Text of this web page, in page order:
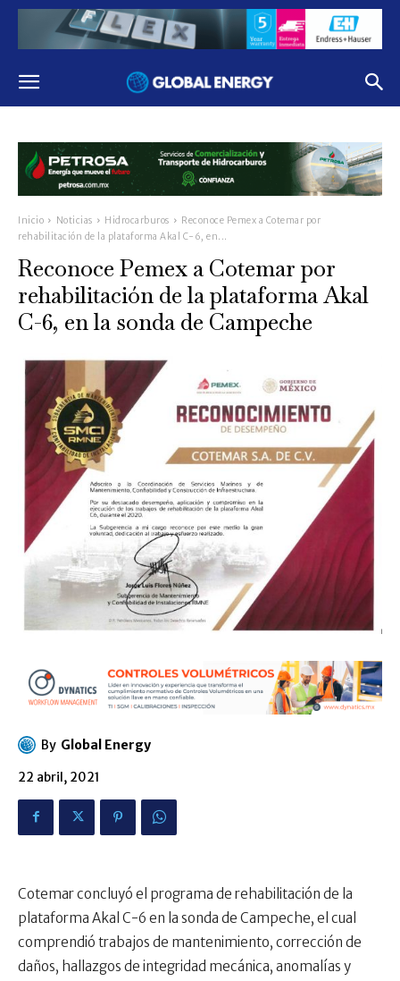
Inicio Noticias Hidrocarburos
Reconoce Pemex a Cotemar por
rehabilitación de la plataforma Akal C-6, en...
Reconoce Pemex a Cotemar por
rehabilitación de la plataforma Akal
C-6, en la sonda de Campeche
By Global Energy
22 abril, 2021
Cotemar concluyó el programa de rehabilitación de la
plataforma Akal C-6 en la sonda de Campeche, el cual
comprendió trabajos de mantenimiento, corrección de
daños, hallazgos de integridad mecánica, anomalías y